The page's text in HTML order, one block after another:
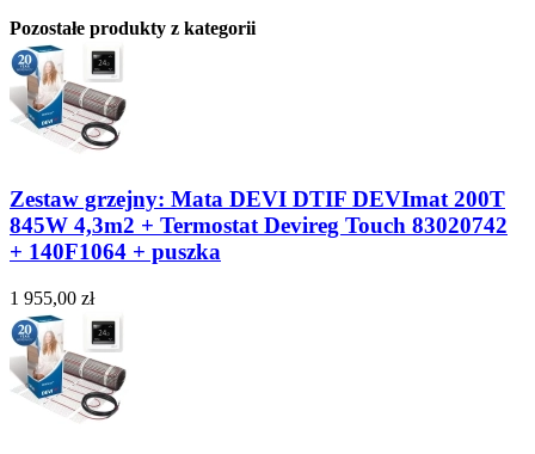
Pozostałe produkty z kategorii
Zestaw grzejny: Mata DEVI DTIF DEVImat 200T
845W 4,3m2 + Termostat Devireg Touch 83020742
+ 140F1064 + puszka
1 955,00 zł